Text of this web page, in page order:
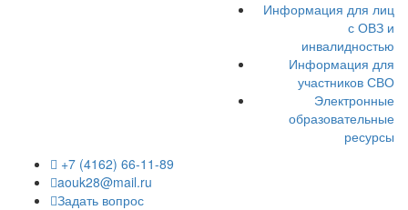
Информация для лиц
с ОВЗ и
инвалидностью
Информация для
участников СВО
Электронные
образовательные
ресурсы
+7 (4162) 66-11-89
aouk28@mail.ru
Задать вопрос